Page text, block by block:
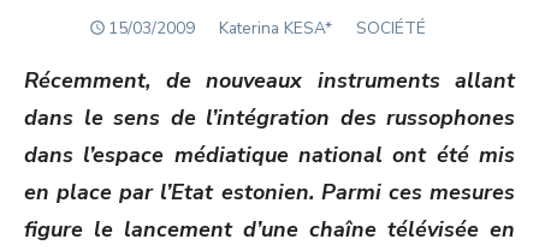
POSTED
15/03/2009 Author
Katerina KESA* SOCIÉTÉ
Récemment, de nouveaux instruments allant
dans le sens de l’intégration des russophones
dans l’espace médiatique national ont été mis
en place par l’Etat estonien. Parmi ces mesures
figure le lancement d’une chaîne télévisée en